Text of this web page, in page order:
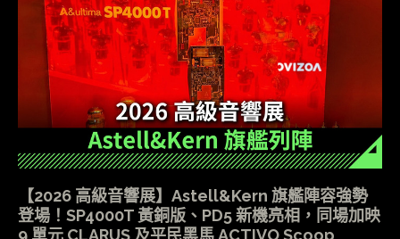
【2026 高級音響展】Astell&Kern 旗艦陣容強勢
登場！SP4000T 黃銅版、PD5 新機亮相，同場加映
9 單元 CLARUS 及平民黑馬 ACTIVO Scoop